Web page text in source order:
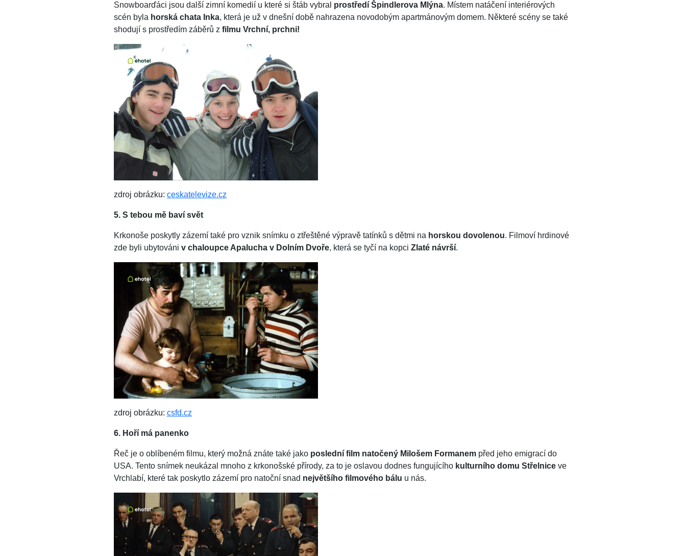
Snowboarďáci jsou další zimní komedií u které si štáb vybral prostředí Špindlerova Mlýna. Místem natáčení interiérových
scén byla horská chata Inka, která je už v dnešní době nahrazena novodobým apartmánovým domem. Některé scény se také
shodují s prostředím záběrů z filmu Vrchní, prchni!
zdroj obrázku: ceskatelevize.cz
5. S tebou mě baví svět
Krkonoše poskytly zázemí také pro vznik snímku o ztřeštěné výpravě tatínků s dětmi na horskou dovolenou. Filmoví hrdinové
zde byli ubytováni v chaloupce Apalucha v Dolním Dvoře, která se tyčí na kopci Zlaté návrší.
zdroj obrázku: csfd.cz
6. Hoří má panenko
Řeč je o oblíbeném filmu, který možná znáte také jako poslední film natočený Milošem Formanempřed jeho emigrací do
USA. Tento snímek neukázal mnoho z krkonošské přírody, za to je oslavou dodnes fungujícího kulturního domu Střelniceve
Vrchlabí, které tak poskytlo zázemí pro natoční snad největšího filmového bálu u nás.